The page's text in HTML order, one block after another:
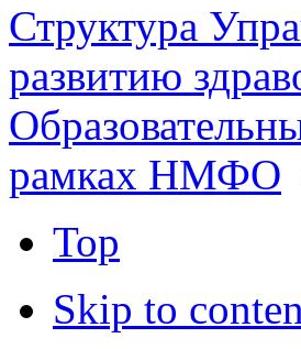
Структура
развитию
рамках НМФО
Top
Skip to